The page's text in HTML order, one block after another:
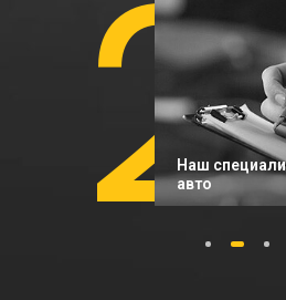
2
Наш
авто
1 2 3